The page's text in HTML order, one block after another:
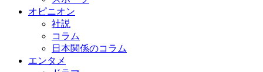
オピニオン
社説
コラム
日本関係のコラム
エンタメ